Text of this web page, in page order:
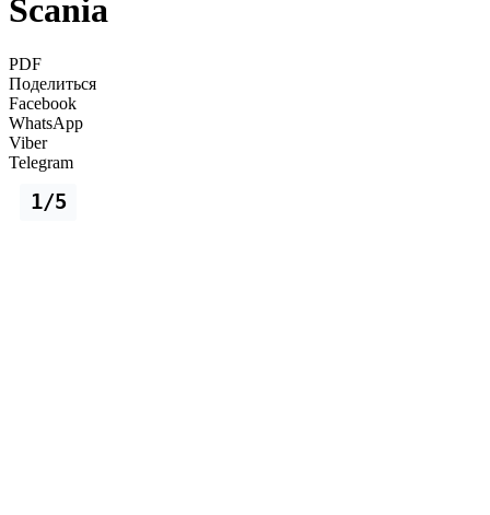
Scania
PDF
Поделиться
Facebook
WhatsApp
Viber
Telegram
1/5